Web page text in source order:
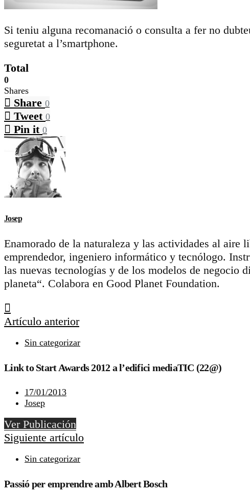
Si teniu alguna recomanació o consulta a fer no
seguretat a l’smartphone.
Total
0
Shares
Share 0
Tweet 0
Pin it 0
Josep
Enamorado de la naturaleza y las actividades al
emprendedor, ingeniero informático y tecnólogo.
las nuevas tecnologías y de los modelos de negocio
planeta“. Colabora en Good Planet Foundation.
Artículo anterior
Sin categorizar
Link to Start Awards 2012 a l’edifici mediaTIC (22@)
17/01/2013
Josep
Ver Publicación
Siguiente artículo
Sin categorizar
Passió per emprendre amb Albert Bosch